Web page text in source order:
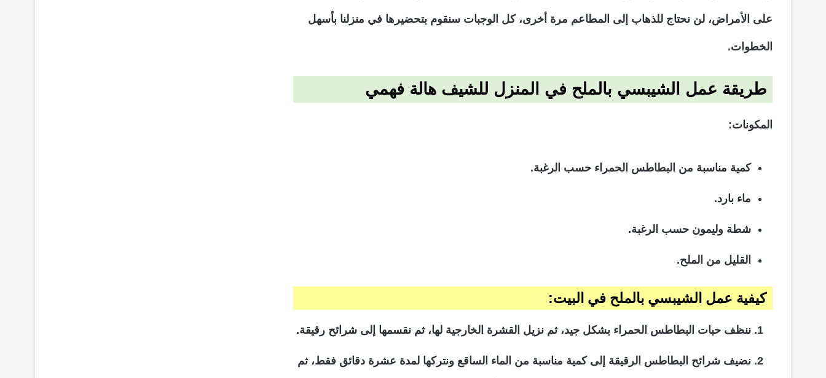
على الأمراض، لن نحتاج للذهاب إلى المطاعم مرة أخرى، كل الوجبات سنقوم بتحضيرها في منزلنا بأسهل
الخطوات.
طريقة عمل الشيبسي بالملح في المنزل للشيف هالة فهمي
المكونات:
كمية مناسبة من البطاطس الحمراء حسب الرغبة.
ماء بارد.
شطة وليمون حسب الرغبة.
القليل من الملح.
كيفية عمل الشيبسي بالملح في البيت:
ننظف حبات البطاطس الحمراء بشكل جيد، ثم نزيل القشرة الخارجية لها، ثم نقسمها إلى شرائح رقيقة.
نضيف شرائح البطاطس الرقيقة إلى كمية مناسبة من الماء الساقع ونتركها لمدة عشرة دقائق فقط، ثم